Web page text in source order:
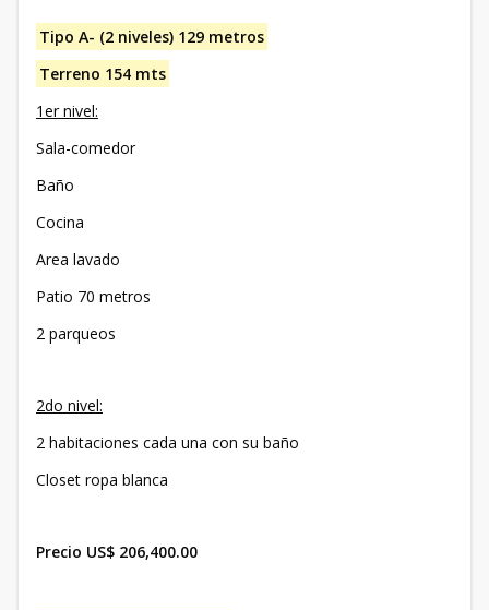
Tipo A- (2 niveles) 129 metros
Terreno 154 mts
1er nivel:
Sala-comedor
Baño
Cocina
Area lavado
Patio 70 metros
2 parqueos
2do nivel:
2 habitaciones cada una con su baño
Closet ropa blanca
Precio US$ 206,400.00